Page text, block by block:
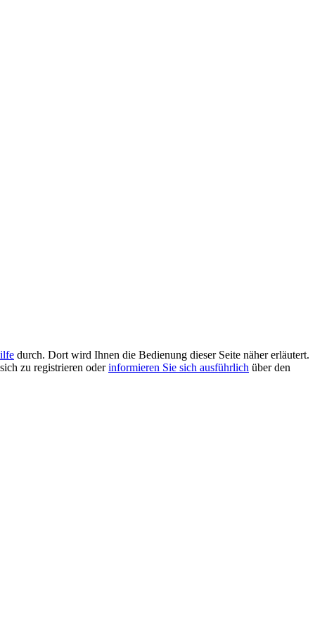
durch. Dort wird Ihnen die Bedienung dieser Seite näher erläutert.
zu registrieren oderinformieren Sie sich ausführlich über den